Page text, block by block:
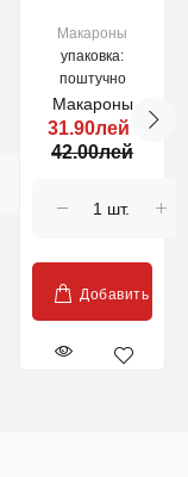
Макароны
упаковка:
поштучно
Макароны
GNOCCHI
SARDI №.36,
31.90лей
42.00лей
Добавить